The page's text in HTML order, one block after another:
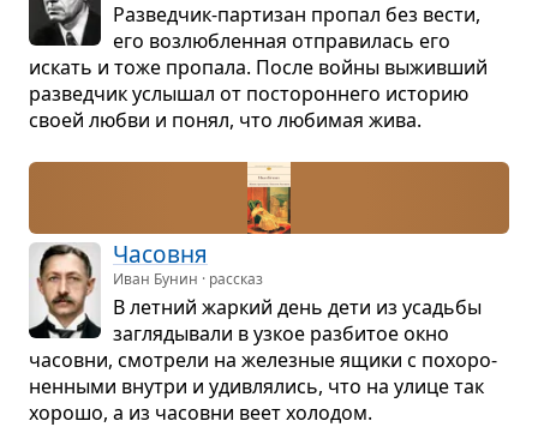
Раз­вед­чик-пар­ти­зан про­пал без вести,
его воз­люб­лен­ная отпра­ви­лась его
искать и тоже про­пала. После войны выжив­ший
раз­вед­чик услы­шал от посто­рон­него исто­рию
своей любви и понял, что люби­мая жива.
Часовня
Иван Бунин · рассказ
В лет­ний жар­кий день дети из усадьбы
загля­ды­вали в узкое раз­би­тое окно
часовни, смот­рели на желез­ные ящики с похо­ро­
нен­ными вну­три и удив­ля­лись, что на улице так
хорошо, а из часовни веет холо­дом.